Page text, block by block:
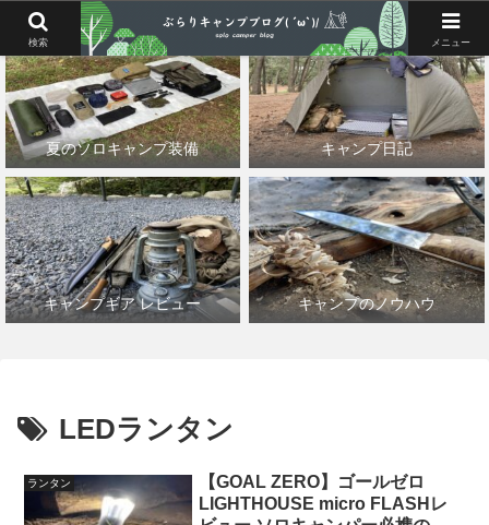
夏のソロキャンプ装備 キャンプ日記
キャンプギア レビュー キャンプのノウハウ
LEDランタン
ランタン
【GOAL ZERO】ゴールゼロ
LIGHTHOUSE micro FLASHレ
検索 メニュー